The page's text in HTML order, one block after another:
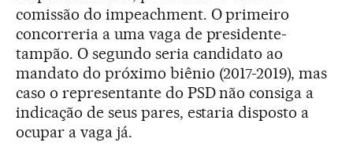
comissão do impeachment. O primeiro
concorreria a uma vaga de presidente-
tampão. O segundo seria candidato ao
mandato do próximo biênio (2017-2019), mas
caso o representante do PSD não consiga a
indicação de seus pares, estaria disposto a
ocupar a vaga já.